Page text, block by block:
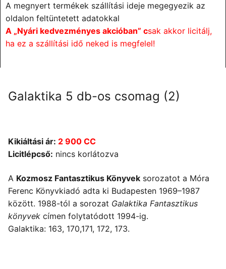
A megnyert termékek szállítási ideje megegyezik az
oldalon feltüntetett adatokkal
A „Nyári kedvezményes akcióban” csak akkor licitálj,
ha ez a szállítási idő neked is megfelel!
Galaktika 5 db-os csomag (2)
Kikiáltási ár: 2 900 CC
Licitlépcső: nincs korlátozva
A Kozmosz Fantasztikus Könyvek sorozatot a Móra
Ferenc Könyvkiadó adta ki Budapesten 1969–1987
között. 1988-tól a sorozat Galaktika Fantasztikus
könyvek címen folytatódott 1994-ig.
Galaktika: 163, 170,171, 172, 173.